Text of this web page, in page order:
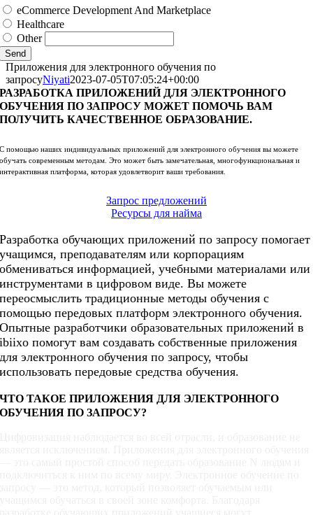
eCommerce Development And Marketplace
Healthcare
Other
Send
Приложения для электронного обучения по
запросуNiyati2023-07-05T07:05:24+00:00
РАЗРАБОТКА ПРИЛОЖЕНИЙ ДЛЯ ЭЛЕКТРОННОГО
ОБУЧЕНИЯ ПО ЗАПРОСУ МОЖЕТ ПОМОЧЬ ВАМ
ПОЛУЧИТЬ КАЧЕСТВЕННОЕ ОБРАЗОВАНИЕ.
С помощью наших индивидуальных приложений для электронного обучения вы можете
обучать современным методам. Это может быть замечательная, многофункциональная и
интерактивная платформа, которая удовлетворит ваши требования.
Запрос предложений
Ресурсы для найма
Разработка обучающих приложений по запросу помогает
учащимся, преподавателям или корпорациям
обмениваться информацией, учебными материалами или
инструментами в цифровом виде. Вы можете
переосмыслить традиционные методы обучения с
помощью передовых платформ электронного обучения.
Опытные разработчики образовательных приложений в
ibiixo помогут вам создавать собственные приложения
для электронного обучения по запросу, чтобы
использовать передовые средства обучения.
ЧТО ТАКОЕ ПРИЛОЖЕНИЯ ДЛЯ ЭЛЕКТРОННОГО
ОБУЧЕНИЯ ПО ЗАПРОСУ?